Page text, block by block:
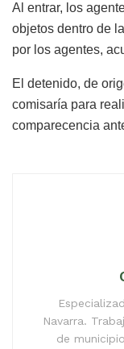
Al entrar, los
objetos dentro de
por los agentes,
El detenido, de
comisaría para
comparecencia
Navarra.
de